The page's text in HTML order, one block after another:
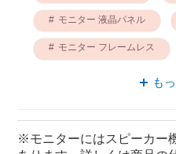
モニター 液晶パネル
モニター フレームレス
も
※モニターにはスピーカー